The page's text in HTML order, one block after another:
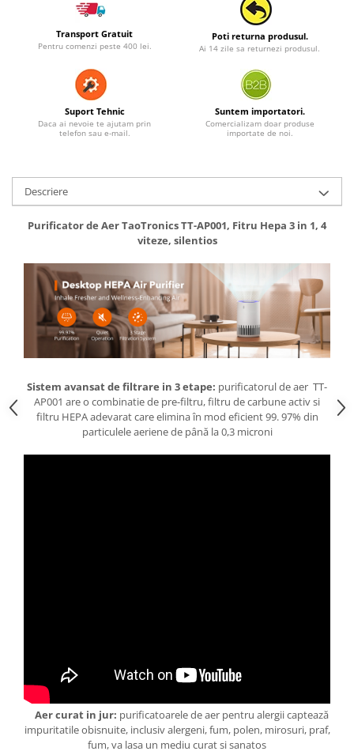
Transport Gratuit
Pentru comenzi peste 400 lei.
Poti returna produsul.
Ai 14 zile sa returnezi produsul.
Suport Tehnic
Daca ai nevoie te ajutam prin
telefon sau e-mail.
Suntem importatori.
Comercializam doar produse
importate de noi.
Descriere
Purificator de Aer TaoTronics TT-AP001, Fitru Hepa 3 in 1, 4
viteze, silentios
Sistem avansat de filtrare in 3 etape: purificatorul de aer TT-
AP001 are o combinatie de pre-filtru, filtru de carbune activ si
filtru HEPA adevarat care elimina în mod eficient 99. 97% din
particulele aeriene de până la 0,3 microni
Aer curat in jur: purificatoarele de aer pentru alergii captează
impuritatile obisnuite, inclusiv alergeni, fum, polen, mirosuri, praf,
fum, va lasa un mediu curat si sanatos